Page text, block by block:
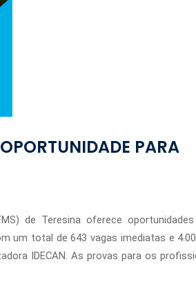
PARA
de Teresina oferece
um total de 643 vagas imediatas e
IDECAN. As provas para os